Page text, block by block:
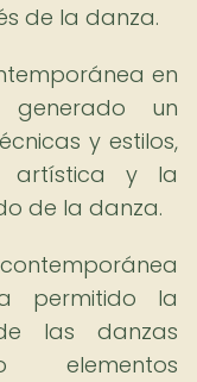
de la danza.
en
un
y estilos,
artística y la
de la danza.
permitido la
las danzas
elementos